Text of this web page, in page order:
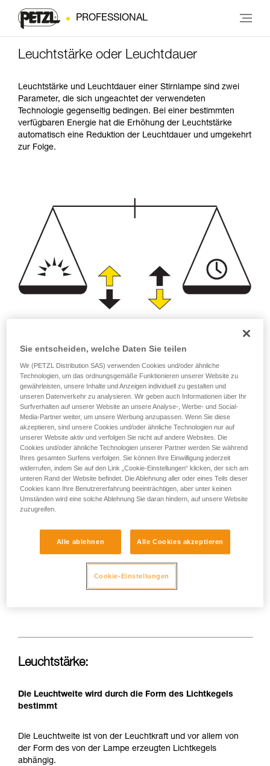
PROFESSIONAL
Leuchtstärke oder Leuchtdauer
Leuchtstärke und Leuchtdauer einer Stirnlampe sind zwei
Parameter, die sich ungeachtet der verwendeten
Technologie gegenseitig bedingen. Bei einer bestimmten
verfügbaren Energie hat die Erhöhung der Leuchtstärke
automatisch eine Reduktion der Leuchtdauer und umgekehrt
zur Folge.
(Lumen)
(Stunden)
oder
Erhöhung der
Leuchtstärke
zulasten der
Leuchtdauer
Erhöhung der
Leuchtdauer
zulasten der
Leuchtstärke
Hinweis:
geringer Kapazität, um Größe und Gewicht zu reduzieren
Stirnlampe, gleichzeitig eine hohe Leuchtkraft und eine lange
Leuchtstärke:
Die Leuchtweite wird durch die Form des Lichtkegels
bestimmt
Die Leuchtweite ist von der Leuchtkraft und vor allem von
der Form des von der Lampe erzeugten Lichtkegels
abhängig.
Sie entscheiden, welche Daten Sie teilen
Wir (PETZL Distribution SAS) verwenden Cookies und/oder ähnliche
Technologien, um das ordnungsgemäße Funktionieren unserer Website zu
gewährleisten, unsere Inhalte und Anzeigen individuell zu gestalten und
unseren Datenverkehr zu analysieren. Wir geben auch Informationen über Ihr
Surfverhalten auf unserer Website an unsere Analyse-, Werbe- und Social-
Media-Partner weiter, um unsere Werbung anzupassen. Wenn Sie diese
akzeptieren, sind unsere Cookies und/oder ähnliche Technologien nur auf
unserer Website aktiv und verfolgen Sie nicht auf andere Websites. Die
Cookies und/oder ähnliche Technologien unserer Partner werden Sie während
Ihres gesamten Surfens verfolgen. Sie können Ihre Einwilligung jederzeit
widerrufen, indem Sie auf den Link „Cookie-Einstellungen“ klicken, der sich am
unteren Rand der Website befindet. Die Ablehnung aller oder eines Teils dieser
Cookies kann Ihre Benutzererfahrung beeinträchtigen, aber unter keinen
Umständen wird eine solche Ablehnung Sie daran hindern, auf unsere Website
zuzugreifen.
Alle ablehnen Alle Cookies akzeptieren
Cookie-Einstellungen